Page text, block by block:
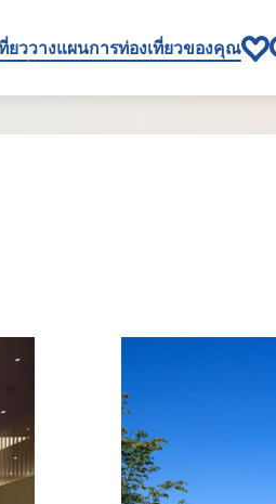
ยววางแผนการท่องเที่ยวของคุณ